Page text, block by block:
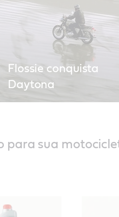
Flossie conquista
Daytona
Flossie conquista daytona
para sua